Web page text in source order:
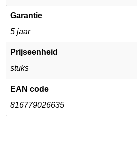
Garantie
5 jaar
Prijseenheid
stuks
EAN code
816779026635